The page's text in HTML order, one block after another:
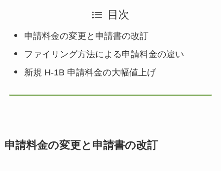
目次
申請料金の変更と申請書の改訂
ファイリング方法による申請料金の違い
新規 H-1B 申請料金の大幅値上げ
申請料金の変更と申請書の改訂